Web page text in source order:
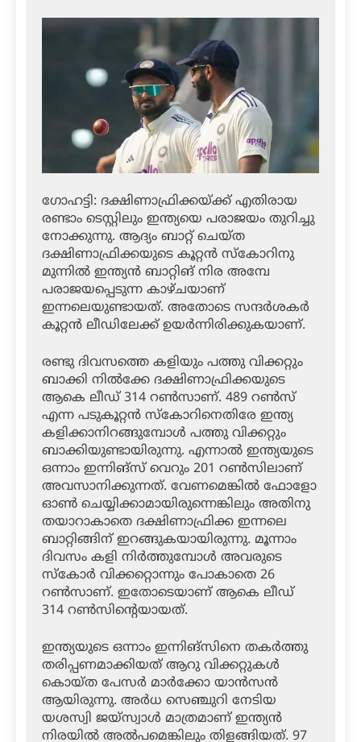
ഗോഹട്ടി: ദക്ഷിണാഫ്രിക്കയ്ക്ക് എതിരായ
രണ്ടാം ടെസ്റ്റിലും ഇന്ത്യയെ പരാജയം തുറിച്ചു
നോക്കുന്നു. ആദ്യം ബാറ്റ് ചെയ്ത
ദക്ഷിണാഫ്രിക്കയുടെ കൂറ്റന്‍ സ്‌കോറിനു
മുന്നില്‍ ഇന്ത്യന്‍ ബാറ്റിങ് നിര അമ്പേ
പരാജയപ്പെടുന്ന കാഴ്ചയാണ്
ഇന്നലെയുണ്ടായത്. അതോടെ സന്ദര്‍ശകര്‍
കൂറ്റന്‍ ലീഡിലേക്ക് ഉയര്‍ന്നിരിക്കുകയാണ്.
രണ്ടു ദിവസത്തെ കളിയും പത്തു വിക്കറ്റും
ബാക്കി നില്‍ക്കേ ദക്ഷിണാഫ്രിക്കയുടെ
ആകെ ലീഡ് 314 റണ്‍സാണ്. 489 റണ്‍സ്
എന്ന പടുകൂറ്റന്‍ സ്‌കോറിനെതിരേ ഇന്ത്യ
കളിക്കാനിറങ്ങുമ്പോള്‍ പത്തു വിക്കറ്റും
ബാക്കിയുണ്ടായിരുന്നു. എന്നാല്‍ ഇന്ത്യയുടെ
ഒന്നാം ഇന്നിങ്‌സ് വെറും 201 റണ്‍സിലാണ്
അവസാനിക്കുന്നത്. വേണമെങ്കില്‍ ഫോളോ
ഓണ്‍ ചെയ്യിക്കാമായിരുന്നെങ്കിലും അതിനു
തയാറാകാതെ ദക്ഷിണാഫ്രിക്ക ഇന്നലെ
ബാറ്റിങ്ങിന് ഇറങ്ങുകയായിരുന്നു. മൂന്നാം
ദിവസം കളി നിര്‍ത്തുമ്പോള്‍ അവരുടെ
സ്‌കോര്‍ വിക്കറ്റൊന്നും പോകാതെ 26
റണ്‍സാണ്. ഇതോടെയാണ് ആകെ ലീഡ്
314 റണ്‍സിന്റെയായത്.
ഇന്ത്യയുടെ ഒന്നാം ഇന്നിങ്‌സിനെ തകര്‍ത്തു
തരിപ്പണമാക്കിയത് ആറു വിക്കറ്റുകള്‍
കൊയ്ത പേസര്‍ മാര്‍ക്കോ യാന്‍സന്‍
ആയിരുന്നു. അര്‍ധ സെഞ്ചുറി നേടിയ
യശസ്വി ജയ്‌സ്വാള്‍ മാത്രമാണ് ഇന്ത്യന്‍
നിരയില്‍ അല്‍പമെങ്കിലും തിളങ്ങിയത്. 97